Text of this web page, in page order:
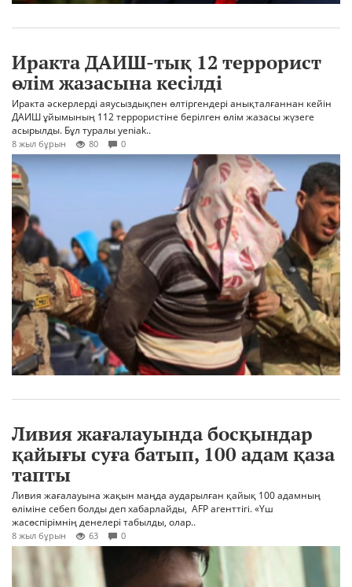
Иракта ДАИШ-тық 12 террорист
өлім жазасына кесілді
Иракта әскерлерді аяусыздықпен өлтіргендері анықталғаннан кейін
ДАИШ ұйымының 112 террористіне берілген өлім жазасы жүзеге
асырылды. Бұл туралы yeniak..
8 жыл бұрын 80 0
Ливия жағалауында босқындар
қайығы суға батып, 100 адам қаза
тапты
Ливия жағалауына жақын маңда аударылған қайық 100 адамның
өліміне себеп болды деп хабарлайды, АFР агенттігі. «Үш
жасөспірімнің денелері табылды, олар..
8 жыл бұрын 63 0